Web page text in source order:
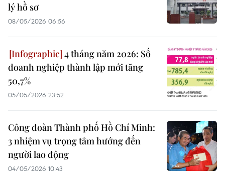
lý hồ sơ
08/05/2026 06:56
4 tháng năm 2026: Số
doanh nghiệp thành lập mới tăng
50,7%
05/05/2026 23:52
Công đoàn Thành phố Hồ Chí Minh:
3 nhiệm vụ trọng tâm hướng đến
người lao động
04/05/2026 10:43